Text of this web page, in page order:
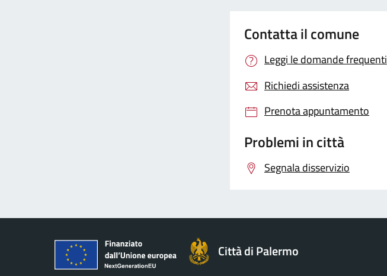
Contatta il comune
Leggi le domande frequenti
Richiedi assistenza
Prenota appuntamento
Problemi in città
Segnala disservizio
Città di Palermo